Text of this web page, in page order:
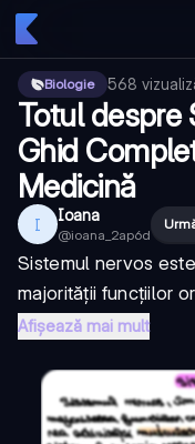
Biologie 568
Totul despre
Ghid
Medicină
I Ioana
@ioana_2ap6d
Sistemul nervos
majorității funcțiilor
Afișează mai mult